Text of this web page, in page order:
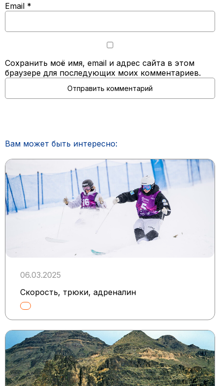
Email *
Сохранить моё имя, email и адрес сайта в этом
браузере для последующих моих комментариев.
Вам может быть интересно:
06.03.2025
Скорость, трюки, адреналин